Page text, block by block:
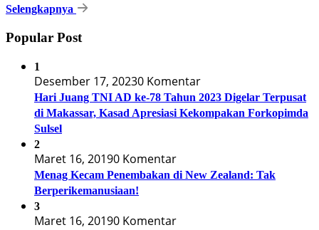
Selengkapnya
Popular Post
1
Desember 17, 20230 Komentar
Hari Juang TNI AD ke-78 Tahun 2023 Digelar Terpusat
di Makassar, Kasad Apresiasi Kekompakan Forkopimda
Sulsel
2
Maret 16, 20190 Komentar
Menag Kecam Penembakan di New Zealand: Tak
Berperikemanusiaan!
3
Maret 16, 20190 Komentar